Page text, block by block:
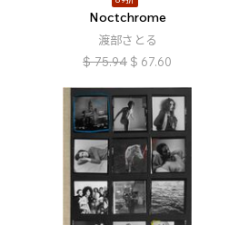
Noctchrome
渡部さとる
$ 75.94 $ 67.60